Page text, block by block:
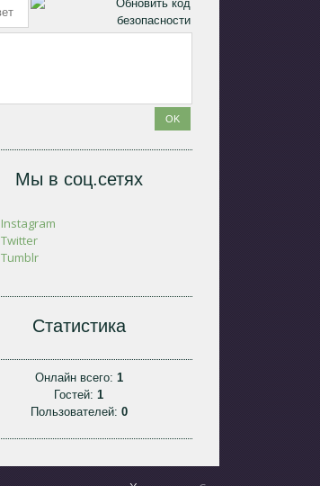
Мы в соц.сетях
Instagram
Twitter
Tumblr
Статистика
Онлайн всего: 1
Гостей:1
Пользователей: 0